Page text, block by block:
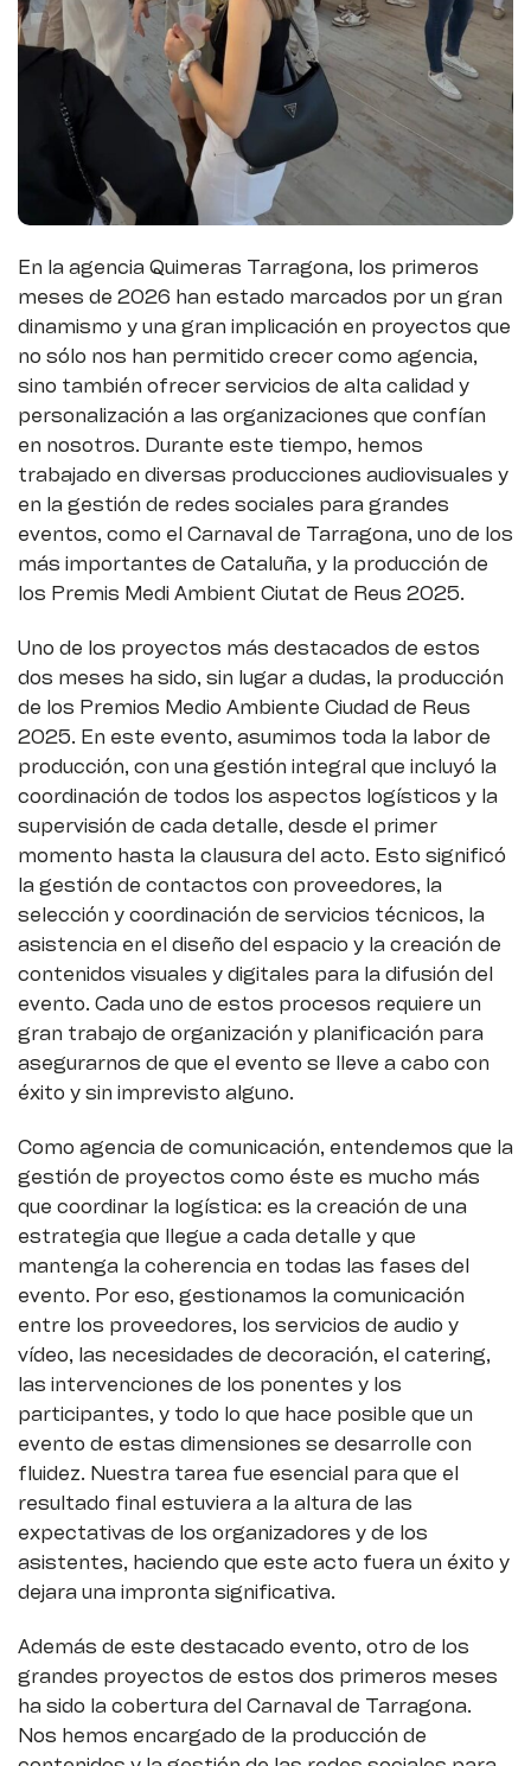
En la agencia Quimeras Tarragona, los primeros
meses de 2026 han estado marcados por un gran
dinamismo y una gran implicación en proyectos que
no sólo nos han permitido crecer como agencia,
sino también ofrecer servicios de alta calidad y
personalización a las organizaciones que confían
en nosotros. Durante este tiempo, hemos
trabajado en diversas producciones audiovisuales y
en la gestión de redes sociales para grandes
eventos, como el Carnaval de Tarragona, uno de los
más importantes de Cataluña, y la producción de
los Premis Medi Ambient Ciutat de Reus 2025.
Uno de los proyectos más destacados de estos
dos meses ha sido, sin lugar a dudas, la producción
de los Premios Medio Ambiente Ciudad de Reus
2025. En este evento, asumimos toda la labor de
producción, con una gestión integral que incluyó la
coordinación de todos los aspectos logísticos y la
supervisión de cada detalle, desde el primer
momento hasta la clausura del acto. Esto significó
la gestión de contactos con proveedores, la
selección y coordinación de servicios técnicos, la
asistencia en el diseño del espacio y la creación de
contenidos visuales y digitales para la difusión del
evento. Cada uno de estos procesos requiere un
gran trabajo de organización y planificación para
asegurarnos de que el evento se lleve a cabo con
éxito y sin imprevisto alguno.
Como agencia de comunicación, entendemos que la
gestión de proyectos como éste es mucho más
que coordinar la logística: es la creación de una
estrategia que llegue a cada detalle y que
mantenga la coherencia en todas las fases del
evento. Por eso, gestionamos la comunicación
entre los proveedores, los servicios de audio y
vídeo, las necesidades de decoración, el catering,
las intervenciones de los ponentes y los
participantes, y todo lo que hace posible que un
evento de estas dimensiones se desarrolle con
fluidez. Nuestra tarea fue esencial para que el
resultado final estuviera a la altura de las
expectativas de los organizadores y de los
asistentes, haciendo que este acto fuera un éxito y
dejara una impronta significativa.
Además de este destacado evento, otro de los
grandes proyectos de estos dos primeros meses
ha sido la cobertura del Carnaval de Tarragona.
Nos hemos encargado de la producción de